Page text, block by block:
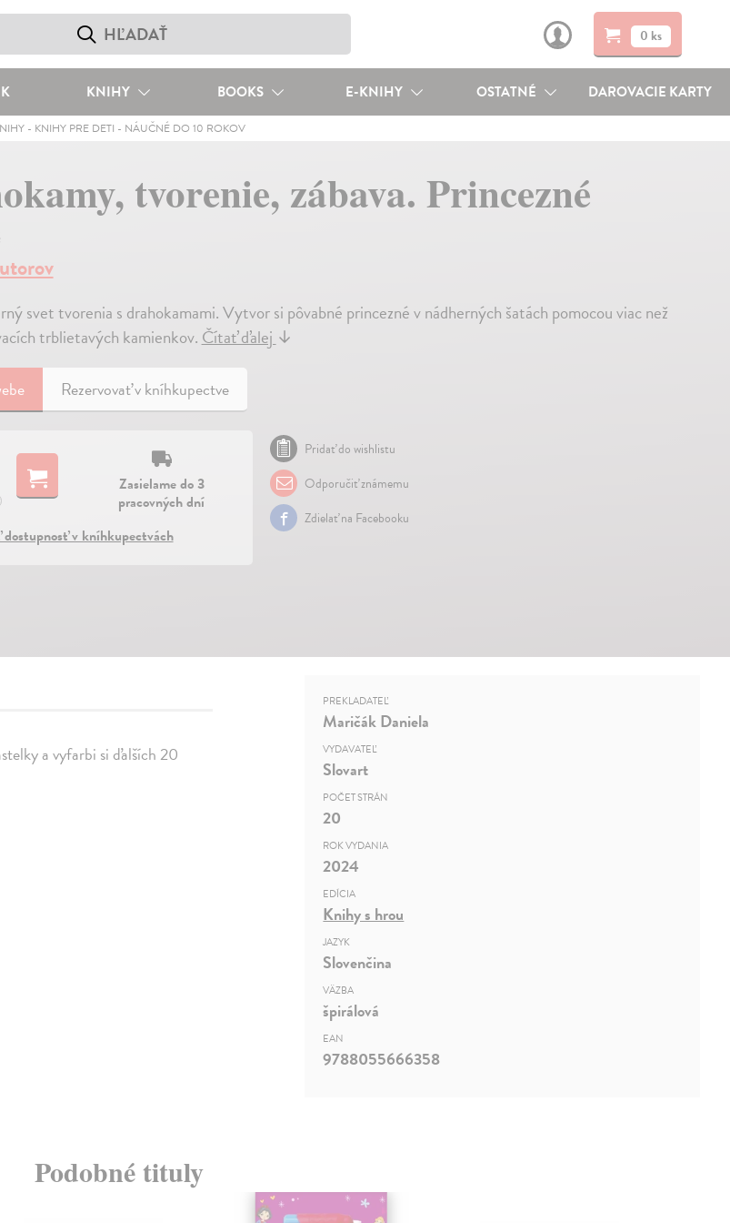
0 ks
KNIHY BOOKS E-KNIHY OSTATNÉ DAROVACIE KARTY
- KNIHY PRE DETI - NÁUČNÉ DO 10 ROKOV
tvorenie, zábava. Princezné
svet tvorenia s drahokamami. Vytvor si pôvabné princezné v nádherných šatách pomocou viac než
trblietavých kamienkov.Čítať ďalej↓
Rezervovať v kníhkupectve
Zasielame do 3
pracovných dní
dostupnosť v kníhkupectvách
Pridať do wishlistu
Odporučiť známemu
Zdielať na Facebooku
a vyfarbi si ďalších 20
PREKLADATEĽ
Maričák Daniela
VYDAVATEĽ
Slovart
POČET STRÁN
20
ROK VYDANIA
2024
EDÍCIA
Knihy s hrou
JAZYK
Slovenčina
VÄZBA
špirálová
EAN
9788055666358
Podobné tituly